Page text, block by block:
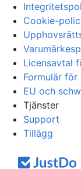
Cookie-
Licensavtal
Formulär
EU och
Tjänster
Support
Tillägg